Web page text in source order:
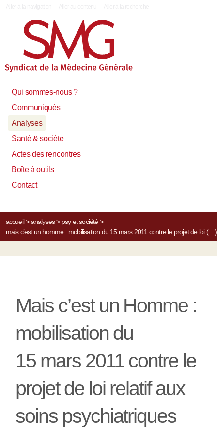
Qui sommes-nous ?
Communiqués
Analyses
Santé & société
Actes des rencontres
Boîte à outils
Contact
accueil> analyses> psy et société>
mais c’est un homme : mobilisation du 15 mars 2011 contre le projet de loi (…)
Mais c’est un Homme :
mobilisation du
15 mars 2011 contre le
projet de loi relatif aux
soins psychiatriques